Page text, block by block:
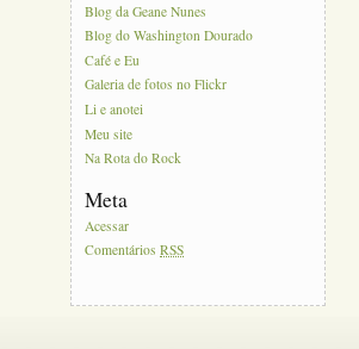
Blog da Geane Nunes
Blog do Washington Dourado
Café e Eu
Galeria de fotos no Flickr
Li e anotei
Meu site
Na Rota do Rock
Meta
Acessar
ComentáriosRSS